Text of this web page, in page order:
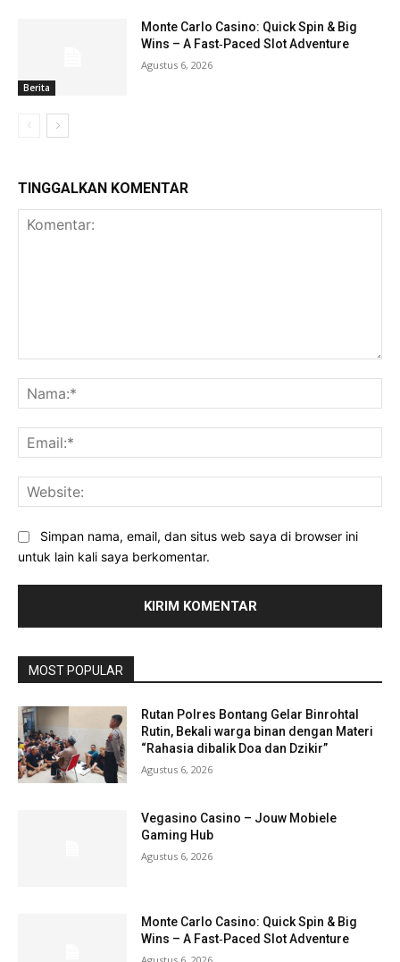
Berita
Monte Carlo Casino: Quick Spin & Big
Wins – A Fast‑Paced Slot Adventure
Agustus 6, 2026
TINGGALKAN KOMENTAR
Simpan nama, email, dan situs web saya di browser ini
untuk lain kali saya berkomentar.
MOST POPULAR
Rutan Polres Bontang Gelar Binrohtal
Rutin, Bekali warga binan dengan Materi
“Rahasia dibalik Doa dan Dzikir”
Agustus 6, 2026
Vegasino Casino – Jouw Mobiele
Gaming Hub
Agustus 6, 2026
Monte Carlo Casino: Quick Spin & Big
Wins – A Fast‑Paced Slot Adventure